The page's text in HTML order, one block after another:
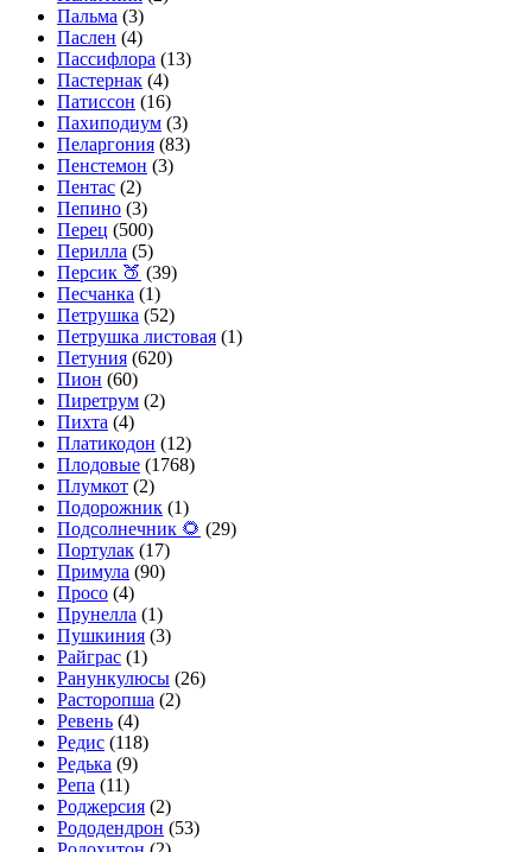
Пальма (3)
Паслен (4)
Пассифлора (13)
Пастернак (4)
Патиссон (16)
Пахиподиум (3)
Пеларгония (83)
Пенстемон (3)
Пентас (2)
Пепино (3)
Перец (500)
Перилла (5)
Персик 🍑 (39)
Песчанка (1)
Петрушка (52)
Петрушка листовая (1)
Петуния (620)
Пион (60)
Пиретрум (2)
Пихта (4)
Платикодон (12)
Плодовые (1768)
Плумкот (2)
Подорожник (1)
Подсолнечник 🌻 (29)
Портулак (17)
Примула (90)
Просо (4)
Прунелла (1)
Пушкиния (3)
Райграс (1)
Ранункулюсы (26)
Расторопша (2)
Ревень (4)
Редис (118)
Редька (9)
Репа (11)
Роджерсия (2)
Рододендрон (53)